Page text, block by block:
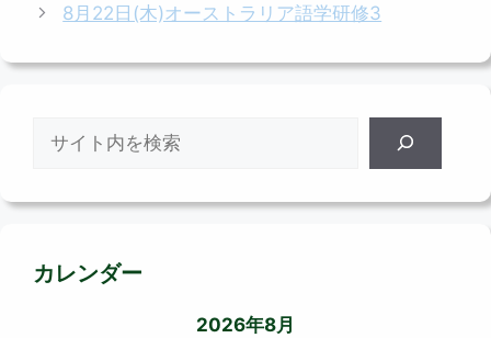
リ
8月22日(木)オーストラリア語学研修3
カレンダー
2026年8月